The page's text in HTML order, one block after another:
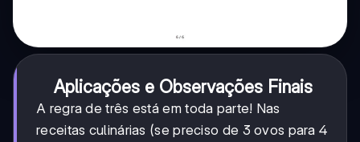
Aplicações e Observações Finais
A regra de três está em toda parte! Nas
receitas culinárias (se preciso de 3 ovos para 4